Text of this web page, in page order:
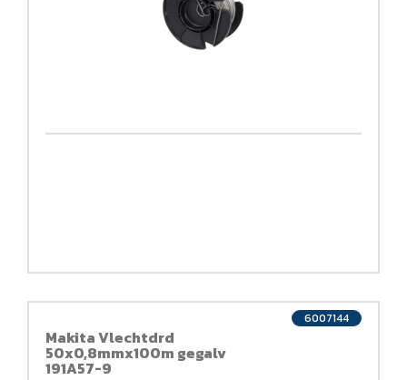
Makita Vlechtdrd
50x0,8mmx100m gegalv
191A57-9
6007144